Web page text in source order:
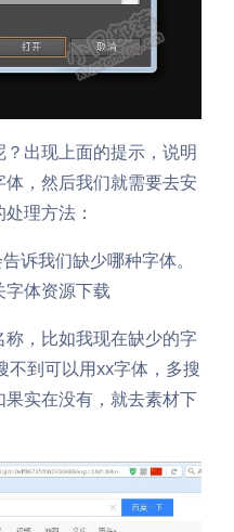
出现上面的提示，说明
，然后我们就需要去安
理方法：
诉我们缺少哪种字体。
体资源下载
，比如我现在缺少的字
到可以用xx字体，多搜
实在没有，就去素材下